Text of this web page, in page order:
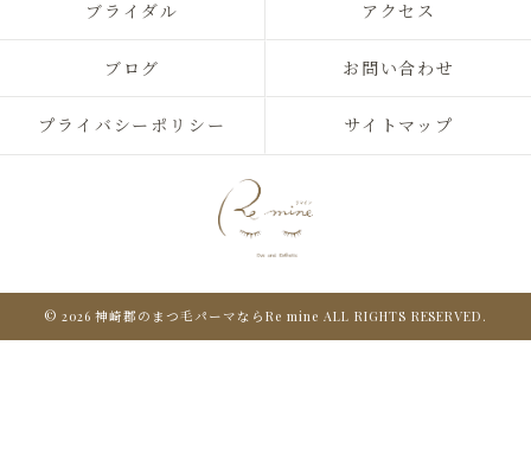
ブライダル アクセス
ブログ お問い合わせ
プライバシーポリシー サイトマップ
© 2026 神崎郡のまつ毛パーマならRe mine ALL RIGHTS RESERVED.